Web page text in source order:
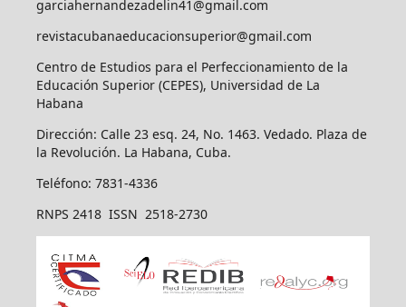
garciahernandezadelin41@gmail.com
revistacubanaeducacionsuperior@gmail.com
Centro de Estudios para el Perfeccionamiento de la
Educación Superior (CEPES), Universidad de La
Habana
Dirección: Calle 23 esq. 24, No. 1463. Vedado. Plaza de
la Revolución. La Habana, Cuba.
Teléfono: 7831-4336
RNPS 2418 ISSN 2518-2730